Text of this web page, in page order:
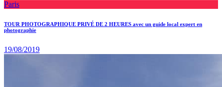
Paris
TOUR PHOTOGRAPHIQUE PRIVÉ DE 2 HEURES avec un guide local expert en
photographie
19/08/2019